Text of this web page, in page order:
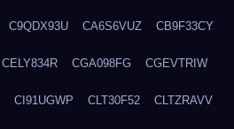
C9QDX93U CA6S6VUZ CB9F33CY
CELY834R CGA098FG CGEVTRIW
CI91UGWP CLT30F52 CLTZRAVV